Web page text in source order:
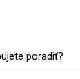
poradiť?